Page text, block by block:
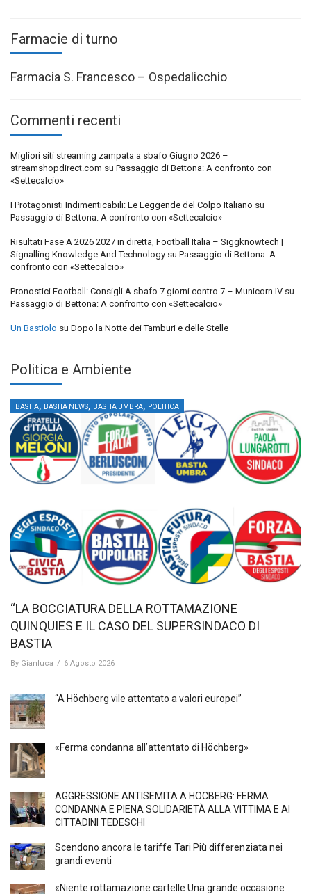
Farmacie di turno
Farmacia S. Francesco – Ospedalicchio
Commenti recenti
Migliori siti streaming zampata a sbafo Giugno 2026 –
streamshopdirect.com su Passaggio di Bettona: A confronto con
«Settecalcio»
I Protagonisti Indimenticabili: Le Leggende del Colpo Italiano su
Passaggio di Bettona: A confronto con «Settecalcio»
Risultati Fase A 2026 2027 in diretta, Football Italia – Siggknowtech |
Signalling Knowledge And Technology su Passaggio di Bettona: A
confronto con «Settecalcio»
Pronostici Football: Consigli A sbafo 7 giorni contro 7 – Municorn IV su
Passaggio di Bettona: A confronto con «Settecalcio»
Un Bastiolo su Dopo la Notte dei Tamburi e delle Stelle
Politica e Ambiente
BASTIA, BASTIA NEWS, BASTIA UMBRA, POLITICA
“LA BOCCIATURA DELLA ROTTAMAZIONE
QUINQUIES E IL CASO DEL SUPERSINDACO DI
BASTIA
By Gianluca / 6 Agosto 2026
“A Höchberg vile attentato a valori europei”
«Ferma condanna all’attentato di Höchberg»
AGGRESSIONE ANTISEMITA A HÖCBERG: FERMA
CONDANNA E PIENA SOLIDARIETÀ ALLA VITTIMA E AI
CITTADINI TEDESCHI
Scendono ancora le tariffe Tari Più differenziata nei
grandi eventi
«Niente rottamazione cartelle Una grande occasione